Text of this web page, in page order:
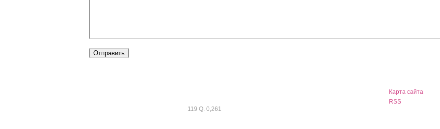
119 Q. 0,261
Карта сайта
RSS